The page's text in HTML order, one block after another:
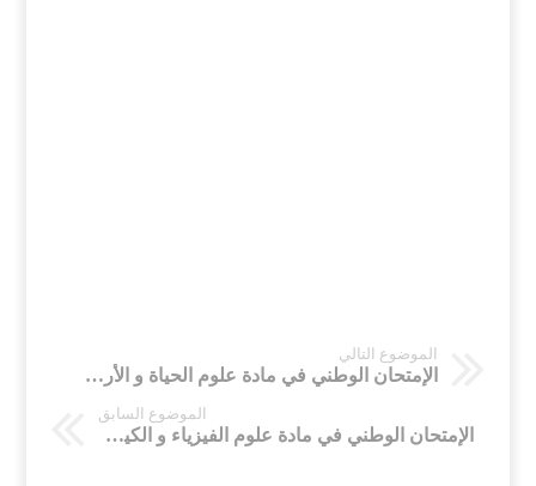
الموضوع التالي
الإمتحان الوطني في مادة علوم الحياة و الأرض للثانية باكالوريا شعبة علوم تجريبية مسلك العلوم الزراعية لسنة 2015
الموضوع السابق
الإمتحان الوطني في مادة علوم الفيزياء و الكيمياء للثانية باكالوريا شعبة علوم تجريبية مسلك علوم الحياة و الأرض و مسلك العلوم الزراعية لسنة 2015